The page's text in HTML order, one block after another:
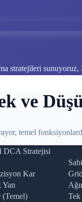
stratejileri
ve
temel
DCA Stratejisi
Kar
Yan
(Temel)